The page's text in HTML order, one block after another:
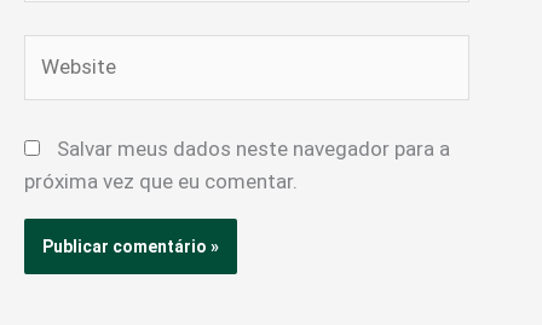
Salvar meus dados neste navegador para a
próxima vez que eu comentar.